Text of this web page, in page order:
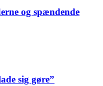
og spændende
sig gøre”